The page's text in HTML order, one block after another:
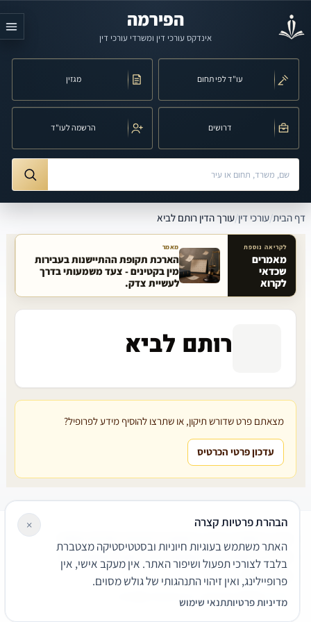
הפירמה
אינדקס עורכי דין ומשרדי עורכי דין
עו"ד לפי תחום מגזין
דרושים הרשמה לעו"ד
חיפוש לפי שם, משרד, תחום משפט או עיר
דף הבית/עורכי דין/עורך הדין רותם לביא
מאמרים קשורים באתר
לקריאה נוספת
מאמרים
שכדאי
לקרוא
מאמר
הארכת תקופת ההתיישנות בעבירות
מין בקטינים - צעד משמעותי בדרך
לעשיית צדק.
רותם לביא
מצאתם פרט שדורש תיקון, או שתרצו להוסיף מידע לפרופיל?
עדכון פרטי הכרטיס
שירותים משפטיים
דרושים צור קשר נגישותפרטיות
תנאי שימוש
© 2026 הפירמה. כל הזכויות שמורות.
הבהרת פרטיות קצרה
האתר משתמש בעוגיות חיוניות ובסטטיסטיקה מצטברת
בלבד לצורכי תפעול ושיפור האתר. אין מעקב אישי, אין
פרופיילינג, ואין זיהוי התנהגותי של גולש מסוים.
מדיניות פרטיותתנאי שימוש
×